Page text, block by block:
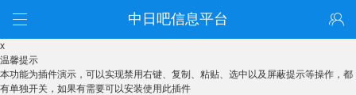
中日吧信息平台
x
温馨提示
本功能为插件演示，可以实现禁用右键、复制、粘贴、选中以及屏蔽提示等操作，都
有单独开关，如果有需要可以安装使用此插件